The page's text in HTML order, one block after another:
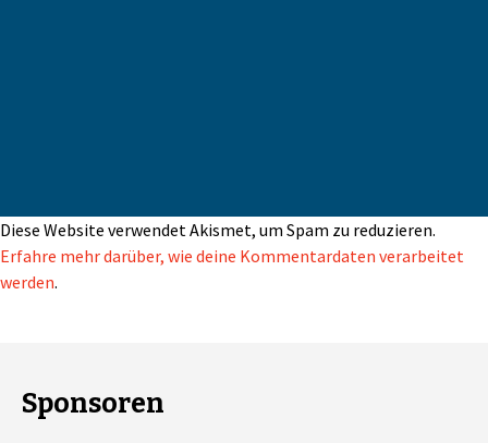
Diese Website verwendet Akismet, um Spam zu reduzieren.
Erfahre mehr darüber, wie deine Kommentardaten verarbeitet
werden.
Sponsoren